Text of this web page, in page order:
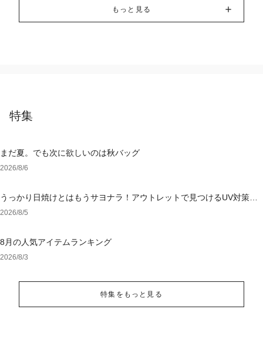
もっと見る
特集
まだ夏。でも次に欲しいのは秋バッグ
2026/8/6
うっかり日焼けとはもうサヨナラ！アウトレットで見つけるUV対策ウ
ェア
2026/8/5
8月の人気アイテムランキング
2026/8/3
特集をもっと見る